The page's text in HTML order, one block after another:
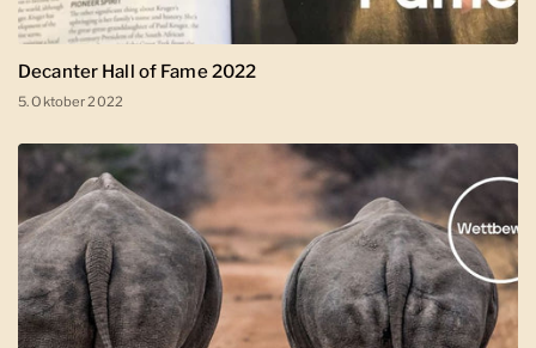
Decanter Hall of Fame 2022
5. Oktober 2022